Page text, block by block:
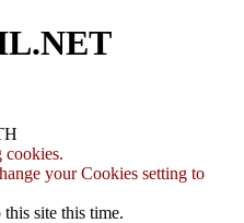
cookies.
your Cookies setting to
site this time.